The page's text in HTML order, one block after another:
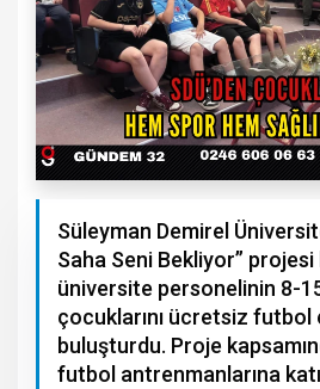
Süleyman Demirel
Saha Seni Bekliyor” projesi
üniversite personelinin 8-
çocuklarını ücretsiz futbol
buluşturdu. Proje
futbol antrenmanlarına